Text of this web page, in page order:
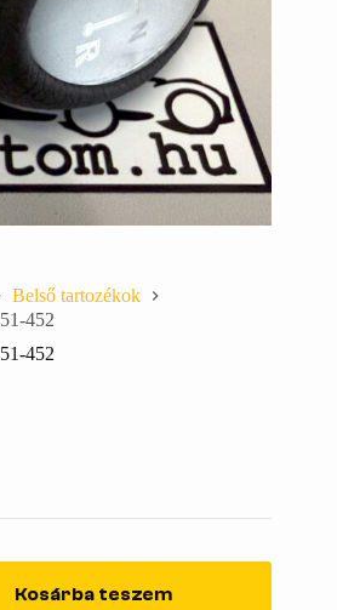
Belső tartozékok
452
452
Kosárba teszem